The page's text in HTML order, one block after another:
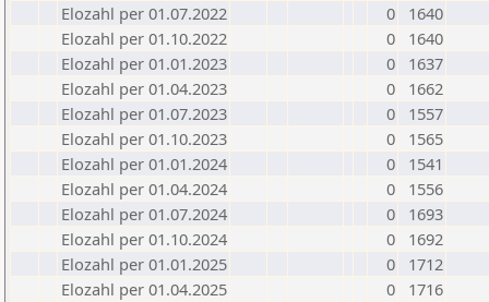
Elozahl per 01.07.2022
0
1640
Elozahl per 01.10.2022
0
1640
Elozahl per 01.01.2023
0
1637
Elozahl per 01.04.2023
0
1662
Elozahl per 01.07.2023
0
1557
Elozahl per 01.10.2023
0
1565
Elozahl per 01.01.2024
0
1541
Elozahl per 01.04.2024
0
1556
Elozahl per 01.07.2024
0
1693
Elozahl per 01.10.2024
0
1692
Elozahl per 01.01.2025
0
1712
Elozahl per 01.04.2025
0
1716